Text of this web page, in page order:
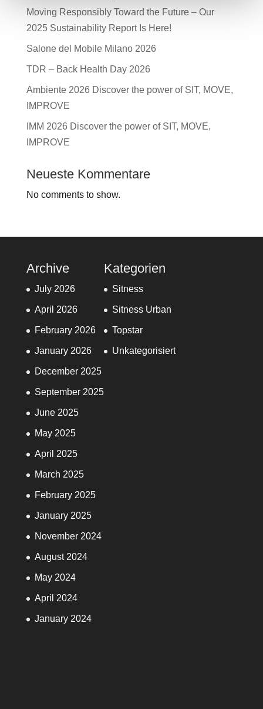
Moving Responsibly Toward the Future – Our
2025 Sustainability Report Is Here!
Salone del Mobile Milano 2026
TDR – Back Health Day 2026
Ambiente 2026 Discover the power of SIT, MOVE,
IMPROVE
IMM 2026 Discover the power of SIT, MOVE,
IMPROVE
Neueste Kommentare
No comments to show.
Archive
July 2026
April 2026
February 2026
January 2026
December 2025
September 2025
June 2025
May 2025
April 2025
March 2025
February 2025
January 2025
November 2024
August 2024
May 2024
April 2024
January 2024
Kategorien
Sitness
Sitness Urban
Topstar
Unkategorisiert